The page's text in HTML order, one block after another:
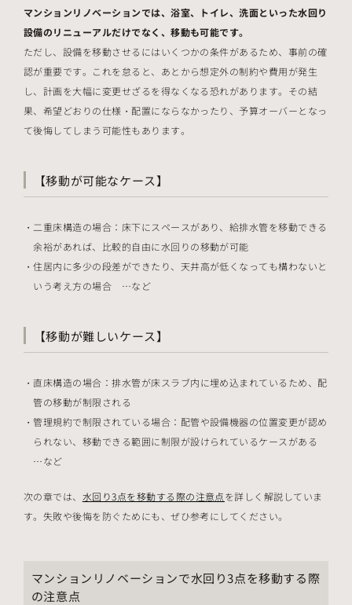
マンションリノベーションでは、浴室、トイレ、洗面といった水回り
設備のリニューアルだけでなく、移動も可能です。
ただし、設備を移動させるにはいくつかの条件があるため、事前の確
認が重要です。これを怠ると、あとから想定外の制約や費用が発生
し、計画を大幅に変更せざるを得なくなる恐れがあります。その結
果、希望どおりの仕様・配置にならなかったり、予算オーバーとなっ
て後悔してしまう可能性もあります。
【移動が可能なケース】
二重床構造の場合：床下にスペースがあり、給排水管を移動できる
余裕があれば、比較的自由に水回りの移動が可能
住居内に多少の段差ができたり、天井高が低くなっても構わないと
いう考え方の場合 …など
【移動が難しいケース】
直床構造の場合：排水管が床スラブ内に埋め込まれているため、配
管の移動が制限される
管理規約で制限されている場合：配管や設備機器の位置変更が認め
られない、移動できる範囲に制限が設けられているケースがある
…など
次の章では、 水回り3点を移動する際の注意点を詳しく解説していま
す。失敗や後悔を防ぐためにも、ぜひ参考にしてください。
マンションリノベーションで水回り3点を移動する際
の注意点